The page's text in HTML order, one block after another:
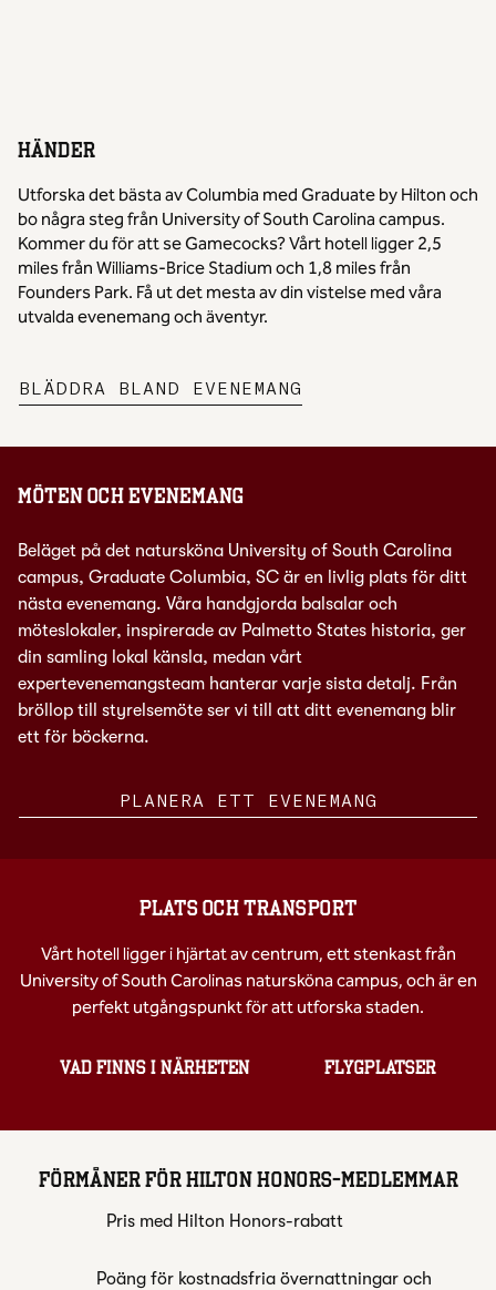
HÄNDER
Utforska det bästa av Columbia med Graduate by Hilton och
bo några steg från University of South Carolina campus.
Kommer du för att se Gamecocks? Vårt hotell ligger 2,5
miles från Williams-Brice Stadium och 1,8 miles från
Founders Park. Få ut det mesta av din vistelse med våra
utvalda evenemang och äventyr.
BLÄDDRA BLAND EVENEMANG
MÖTEN OCH EVENEMANG
Beläget på det natursköna University of South Carolina
campus, Graduate Columbia, SC är en livlig plats för ditt
nästa evenemang. Våra handgjorda balsalar och
möteslokaler, inspirerade av Palmetto States historia, ger
din samling lokal känsla, medan vårt
expertevenemangsteam hanterar varje sista detalj. Från
bröllop till styrelsemöte ser vi till att ditt evenemang blir
ett för böckerna.
PLANERA ETT EVENEMANG
PLATS OCH TRANSPORT
Vårt hotell ligger i hjärtat av centrum, ett stenkast från
University of South Carolinas natursköna campus, och är en
perfekt utgångspunkt för att utforska staden.
VAD FINNS I NÄRHETEN FLYGPLATSER
FÖRMÅNER FÖR HILTON HONORS-MEDLEMMAR
Pris med Hilton Honors-rabatt
Poäng för kostnadsfria övernattningar och